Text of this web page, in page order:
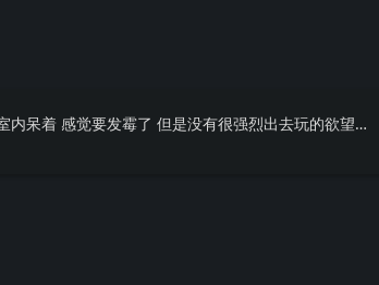
内呆着 感觉要发霉了 但是没有很强烈出去玩的欲望…